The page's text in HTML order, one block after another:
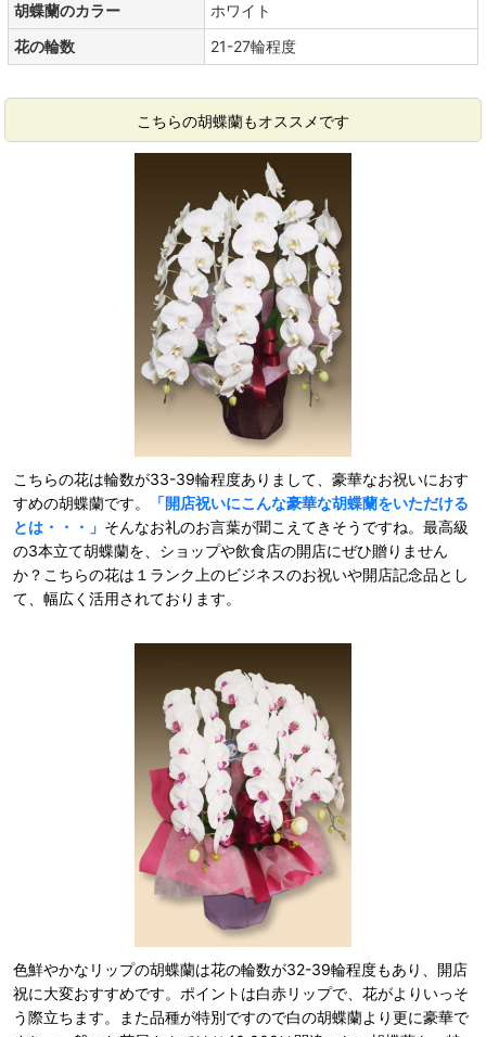
胡蝶蘭のカラー
ホワイト
花の輪数
21-27輪程度
こちらの胡蝶蘭もオススメです
こちらの花は輪数が33-39輪程度ありまして、豪華なお祝いにおす
すめの胡蝶蘭です。
「開店祝いにこんな豪華な胡蝶蘭をいただける
とは・・・」 そんなお礼のお言葉が聞こえてきそうですね。最高級
の3本立て胡蝶蘭を、ショップや飲食店の開店にぜひ贈りません
か？こちらの花は１ランク上のビジネスのお祝いや開店記念品とし
て、幅広く活用されております。
色鮮やかなリップの胡蝶蘭は花の輪数が32-39輪程度もあり、開店
祝に大変おすすめです。ポイントは白赤リップで、花がよりいっそ
う際立ちます。また品種が特別ですので白の胡蝶蘭より更に豪華で